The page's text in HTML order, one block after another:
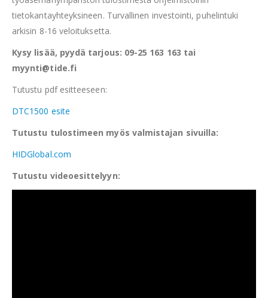
tietokantayhteyksineen. Turvallinen investointi, puhelintuki
arkisin 8-16 veloituksetta.
Kysy lisää, pyydä tarjous: 09-25 163 163 tai
myynti@tide.fi
Tutustu pdf esitteeseen:
DTC1500 esite
Tutustu tulostimeen myös valmistajan sivuilla:
HIDGlobal.com
Tutustu videoesittelyyn: